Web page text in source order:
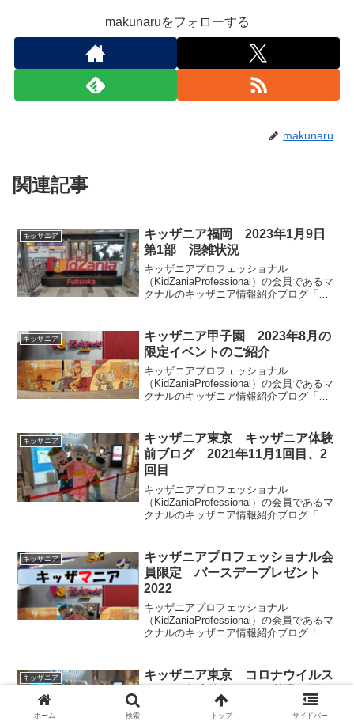
makunaruをフォローする
makunaru
関連記事
キッザニア
キッザニア福岡 2023年1月9日
第1部 混雑状況
キッザニアプロフェッショナル
（KidZaniaProfessional）の会員であるマ
クナルのキッザニア情報紹介ブログ「キ
状況のみを共有します。皆様のご参考に
なりましたら幸いです。
キッザニア
キッザニア甲子園 2023年8月の
限定イベントのご紹介
キッザニアプロフェッショナル
（KidZaniaProfessional）の会員であるマ
クナルのキッザニア情報紹介ブログ「キ
ントとアクティビティの特別仕様につい
てご紹介します。
キッザニア
キッザニア東京 キッザニア体験
前ブログ 2021年11月1回目、2
回目
キッザニアプロフェッショナル
（KidZaniaProfessional）の会員であるマ
クナルのキッザニア情報紹介ブログ「キ
にどのようなことをしようとしているの
かをご紹介します。体験記と見比べると
結果が分かりやすいかと思います。
キッザニア
キッザニアプロフェッショナル会
員限定 バースデープレゼント
2022
キッザニアプロフェッショナル
（KidZaniaProfessional）の会員であるマ
クナルのキッザニア情報紹介ブログ「キ
甲子園、キッザニア東京でインフォメー
ションもしくはプロフェッショナルブー
スにいくと年に1度もらえます。
キッザニア
キッザニア東京 コロナウイルス
による臨時休館からの営業再開
キッザニアクラブ東京（Kidzania）の会
員であるマクナルがブログでご紹介する
ホーム 検索 トップ サイドバー